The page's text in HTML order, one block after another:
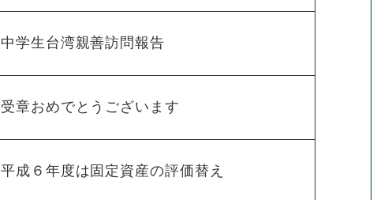
中学生台湾親善訪問報告
受章おめでとうございます
平成６年度は固定資産の評価替え